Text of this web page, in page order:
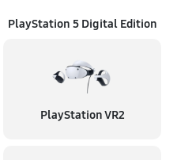
PlayStation 5 Digital Edition
PlayStation VR2